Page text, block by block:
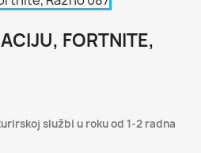
FORTNITE,
službi u roku od 1-2 radna